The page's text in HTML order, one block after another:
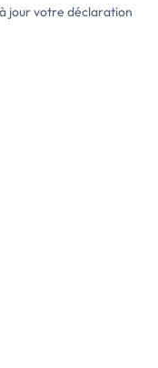
jour votre déclaration